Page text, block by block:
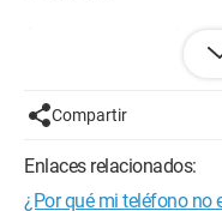
Así que tengo que
poder hablar de nuevo
¿Ayuda??
Configuración:
Compartir
Enlaces relacionados:
¿Por qué mi teléfono no